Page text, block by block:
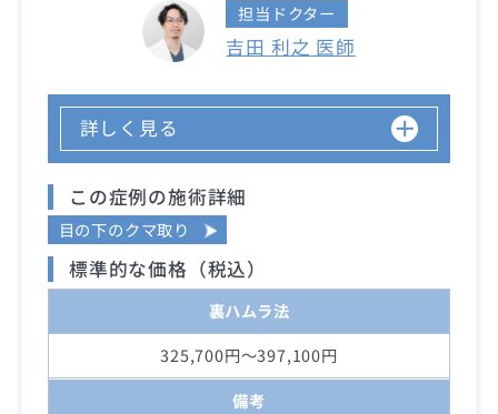
担当ドクター
吉田 利之 医師
詳しく見る
この症例の施術詳細
目の下のクマ取り
標準的な価格（税込）
裏ハムラ法
325,700円～397,100円
備考